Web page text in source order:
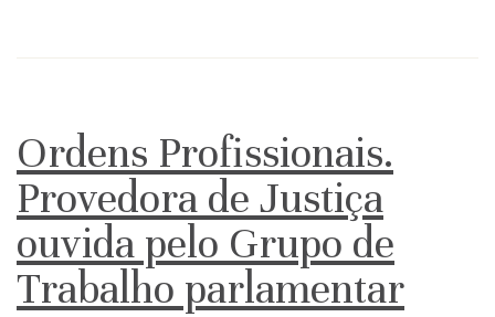
Ordens Profissionais.
Provedora de Justiça
ouvida pelo Grupo de
Trabalho parlamentar